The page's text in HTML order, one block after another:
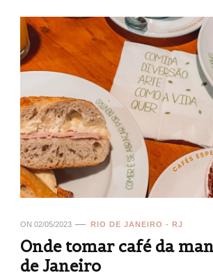
ON 02/05/2023 RIO DE JANEIRO - RJ
Onde tomar café da
de Janeiro